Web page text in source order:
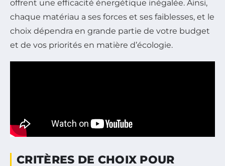
offrent une efficacité énergétique inégalée. Ainsi,
chaque matériau a ses forces et ses faiblesses, et le
choix dépendra en grande partie de votre budget
et de vos priorités en matière d’écologie.
CRITÈRES DE CHOIX POUR